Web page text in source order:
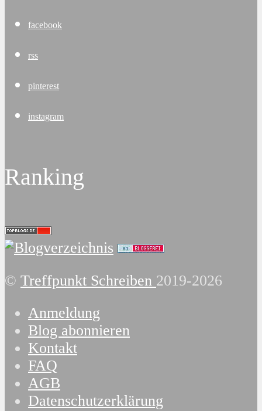
facebook
rss
pinterest
instagram
Ranking
© Treffpunkt Schreiben 2019-2026
Anmeldung
Blog abonnieren
Kontakt
FAQ
AGB
Datenschutzerklärung